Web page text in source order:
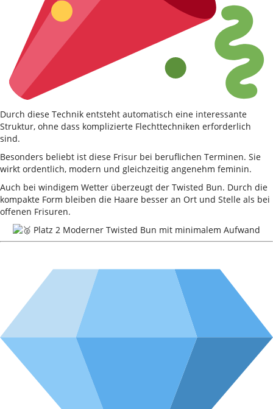
Durch diese Technik entsteht automatisch eine interessante
Struktur, ohne dass komplizierte Flechttechniken erforderlich
sind.
Besonders beliebt ist diese Frisur bei beruflichen Terminen. Sie
wirkt ordentlich, modern und gleichzeitig angenehm feminin.
Auch bei windigem Wetter überzeugt der Twisted Bun. Durch die
kompakte Form bleiben die Haare besser an Ort und Stelle als bei
offenen Frisuren.